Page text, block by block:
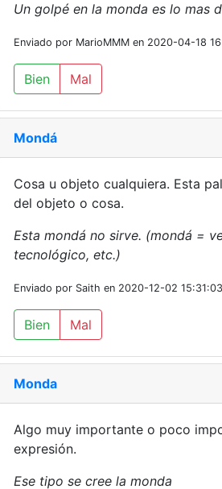
Un golpé en la monda es lo mas
Enviado por MarioMMM en 2020-04-18
Bien Mal
Mondá
Cosa u objeto cualquiera. Esta
del objeto o cosa.
Esta mondá no sirve. (mondá =
tecnológico, etc.)
Enviado por Saith en 2020-12-02 15:31:03
Bien Mal
Monda
Algo muy importante o poco
expresión.
Ese tipo se cree la monda